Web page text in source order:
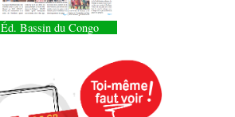
Éd. Bassin du Congo